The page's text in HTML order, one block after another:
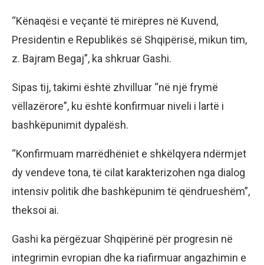
“Kënaqësi e veçantë të mirëpres në Kuvend,
Presidentin e Republikës së Shqipërisë, mikun tim,
z. Bajram Begaj”, ka shkruar Gashi.
Sipas tij, takimi është zhvilluar “në një frymë
vëllazërore”, ku është konfirmuar niveli i lartë i
bashkëpunimit dypalësh.
“Konfirmuam marrëdhëniet e shkëlqyera ndërmjet
dy vendeve tona, të cilat karakterizohen nga dialog
intensiv politik dhe bashkëpunim të qëndrueshëm”,
theksoi ai.
Gashi ka përgëzuar Shqipërinë për progresin në
integrimin evropian dhe ka riafirmuar angazhimin e